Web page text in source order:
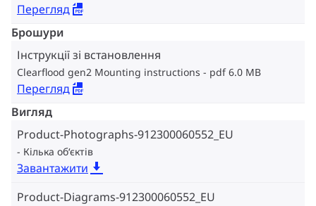
Перегляд
Брошури
Інструкції зі встановлення
Clearflood gen2 Mounting instructions pdf 6.0 MB
Перегляд
Вигляд
Product-Photographs-912300060552_EU
Кілька об‘єктів
Завантажити
Product-Diagrams-912300060552_EU